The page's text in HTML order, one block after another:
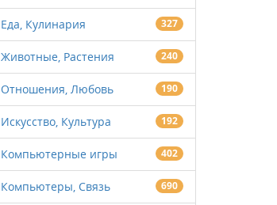
Еда, Кулинария 327
Животные, Растения 240
Отношения, Любовь 190
Искусство, Культура 192
Компьютерные игры 402
Компьютеры, Связь 690